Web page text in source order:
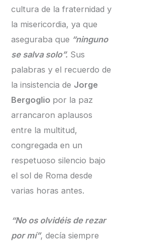
cultura de la fraternidad y
la misericordia, ya que
aseguraba que “ninguno
se salva solo”. Sus
palabras y el recuerdo de
la insistencia de Jorge
Bergoglio por la paz
arrancaron aplausos
entre la multitud,
congregada en un
respetuoso silencio bajo
el sol de Roma desde
varias horas antes.
“No os olvidéis de rezar
por mí”, decía siempre